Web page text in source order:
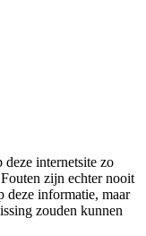
internetsite zo
zijn echter nooit
deze informatie, maar
zouden kunnen